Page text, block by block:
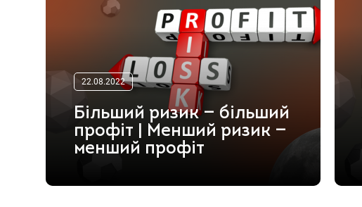
22.08.2022
Більший ризик — більший
профіт | Менший ризик —
менший профіт